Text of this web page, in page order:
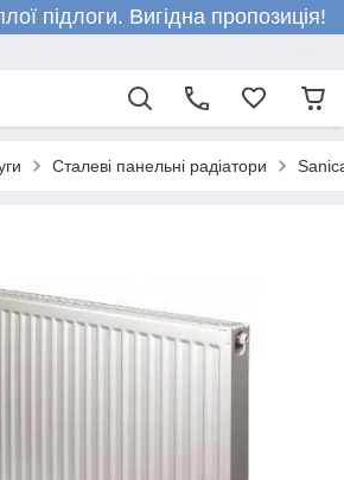
підлоги. Вигідна пропозиція!
Сталеві панельні радіатори